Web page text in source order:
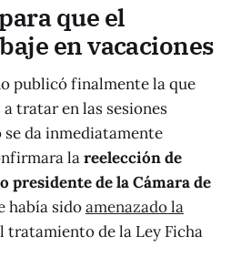
que el
en vacaciones
publicó finalmente la que
tratar en las sesiones
da inmediatamente
lareelección de
presidente de la Cámara de
había sidoamenazado la
tratamiento de la Ley Ficha